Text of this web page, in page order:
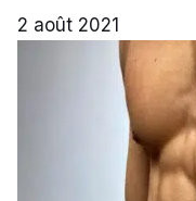
2 août 2021